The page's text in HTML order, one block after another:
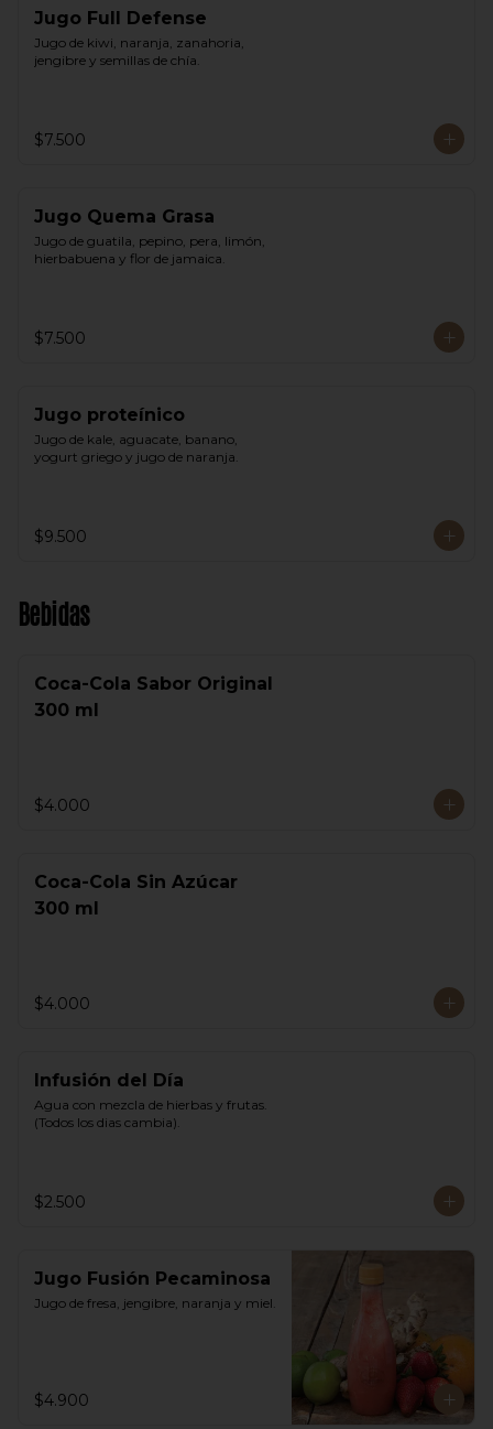
Jugo Full Defense
Jugo de kiwi, naranja, zanahoria,
jengibre y semillas de chía.
$7.500
Jugo Quema Grasa
Jugo de guatila, pepino, pera, limón,
hierbabuena y flor de jamaica.
$7.500
Jugo proteínico
Jugo de kale, aguacate, banano,
yogurt griego y jugo de naranja.
$9.500
Bebidas
Coca-Cola Sabor Original
300 ml
$4.000
Coca-Cola Sin Azúcar
300 ml
$4.000
Infusión del Día
Agua con mezcla de hierbas y frutas.
(Todos los dias cambia).
$2.500
Jugo Fusión Pecaminosa
Jugo de fresa, jengibre, naranja y miel.
$4.900